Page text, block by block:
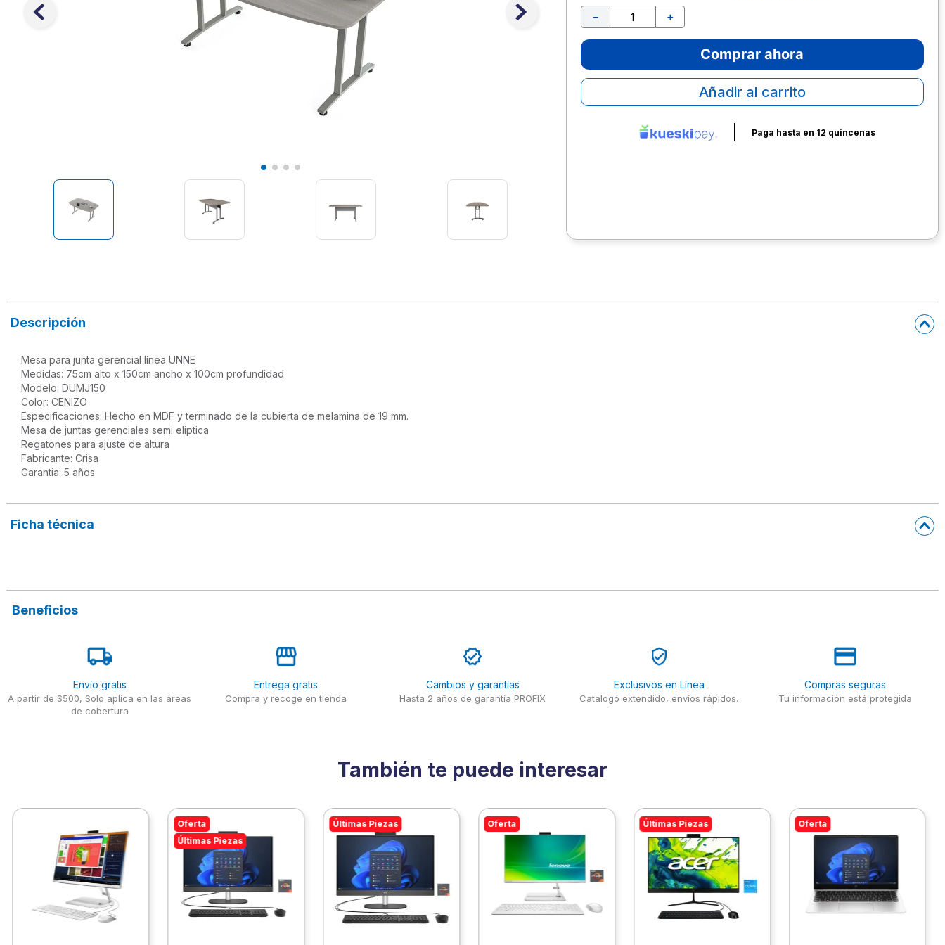
＋
－
Comprar ahora
Añadir al carrito
Paga hasta en 12 quincenas
Descripción
Mesa para junta gerencial línea UNNE
Medidas: 75cm alto x 150cm ancho x 100cm profundidad
Modelo: DUMJ150
Color: CENIZO
Especificaciones: Hecho en MDF y terminado de la cubierta de melamina de 19 mm.
Mesa de juntas gerenciales semi eliptica
Regatones para ajuste de altura
Fabricante: Crisa
Garantia: 5 años
Ficha técnica
Beneficios
Envío gratis
A partir de $500, Solo aplica en las áreas
de cobertura
Entrega gratis
Compra y recoge en tienda
Cambios y garantías
Hasta 2 años de garantía PROFIX
Exclusivos en Línea
Catalogó extendido, envíos rápidos.
Compras seguras
Tu información está protegida
También te puede interesar
Oferta
Últimas Piezas
Últimas Piezas Oferta Últimas Piezas Oferta
lapiz